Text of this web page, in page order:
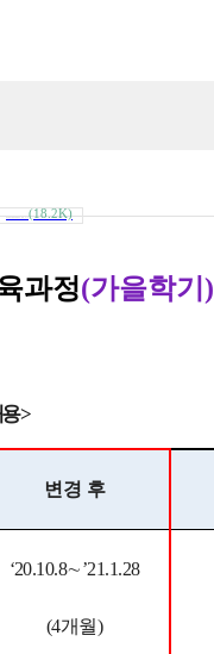
(18.2K)
과정(가을학기 )
>
변경 후
‘20.10.8∼’21.1.28
(4개월)